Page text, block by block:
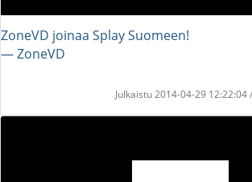
ZoneVD joinaa Splay Suomeen!
― ZoneVD
Julkaistu 2014-04-29